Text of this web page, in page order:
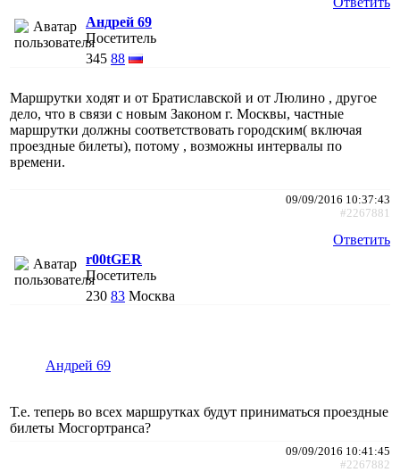
Андрей 69
Посетитель
345 88
Маршрутки xодят и от Братиславской и от Люлино , другое
дело, что в связи с новым Законом г. Москвы, частные
маршрутки должны соответствовать городским( включая
проездные билеты), потому , возможны интервалы по
времени.
09/09/2016 10:37:43
#2267881
Ответить
r00tGER
Посетитель
230 83 Москва
Андрей 69
Т.е. теперь во всех маршрутках будут приниматься проездные
билеты Мосгортранса?
09/09/2016 10:41:45
#2267882